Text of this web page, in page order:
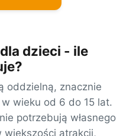
dzieci - ile
oddzielną, znacznie
wieku od 6 do 15 lat.
potrzebują własnego
większości atrakcji,